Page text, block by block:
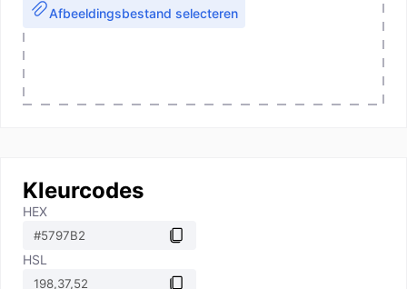
Afbeeldingsbestand selecteren
Kleurcodes
HEX
HSL